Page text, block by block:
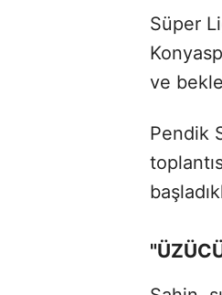
Süper
ve
Pendik